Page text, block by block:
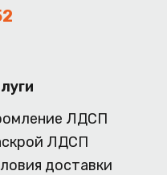
ЛДСП
ЛДСП
доставки